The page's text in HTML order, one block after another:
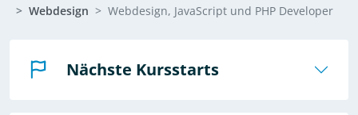
Webdesign
Webdesign, JavaScript und PHP Developer
Nächste Kursstarts